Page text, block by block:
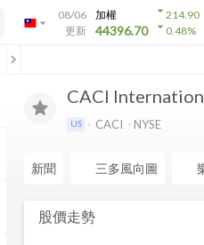
arrow_drop_down
08/06
更新
加權
44396.70
arrow_drop_down214.90
arrow_drop_down0.48%
CACI
US CACI NYSE
新聞 三多風向圖
股價走勢
chevron_left